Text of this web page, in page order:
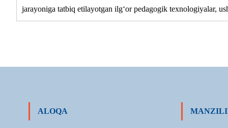
jarayoniga tatbiq etilayotgan ilg‘or pedagogik texnologiyalar,
ALOQA